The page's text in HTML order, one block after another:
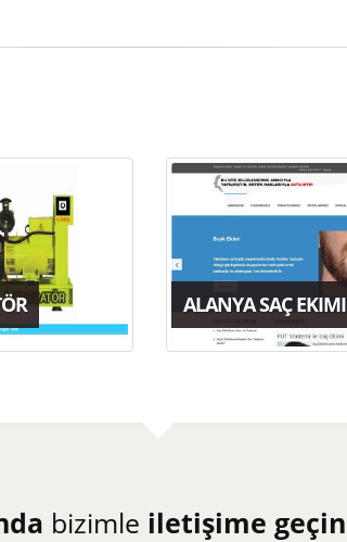
ALANYA SAÇ EKIMI
bizimle iletişime geçin